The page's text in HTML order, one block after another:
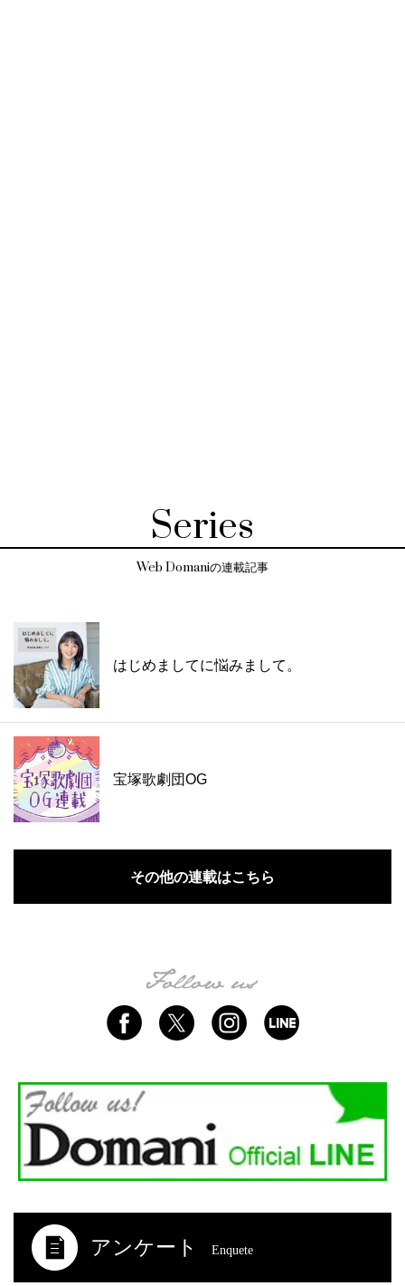
Series
Web Domaniの連載記事
はじめましてに悩みまして。
宝塚歌劇団OG
その他の連載はこちら
アンケート Enquete